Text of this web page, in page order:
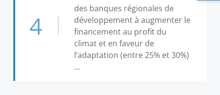
4
des banques régionales de
développement à augmenter le
financement au profit du
climat et en faveur de
l’adaptation (entre 25% et 30%)
…